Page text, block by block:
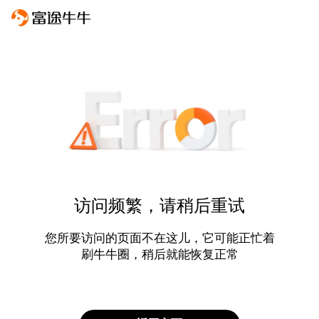
访问频繁，请稍后重试
您所要访问的页面不在这儿，它可能正忙着
刷牛牛圈，稍后就能恢复正常